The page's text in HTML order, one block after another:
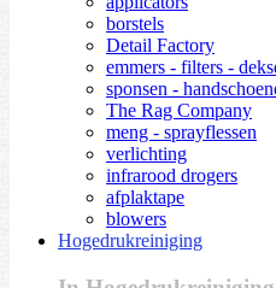
borstels
Detail Factory
emmers - filters -
sponsen -
The Rag Company
meng - sprayflessen
verlichting
infrarood drogers
afplaktape
blowers
Hogedrukreiniging